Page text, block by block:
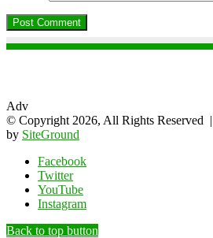
Adv
© Copyright 2026, All Rights Reserved |
by SiteGround
Facebook
Twitter
YouTube
Instagram
Back to top button